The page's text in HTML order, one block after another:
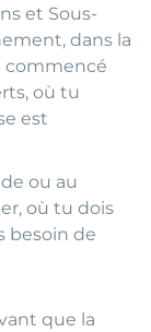
et Sous-
dans la
commencé
où tu
est
ou au
où tu dois
besoin de
que la